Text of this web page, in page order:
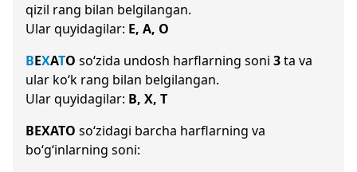
qizil rang bilan belgilangan.
Ular quyidagilar: E, A, O
BEXATO so‘zida undosh harflarning soni 3ta va
ular ko‘k rang bilan belgilangan.
Ular quyidagilar: B, X, T
BEXATO so‘zidagi barcha harflarning va
bo‘g‘inlarning soni: